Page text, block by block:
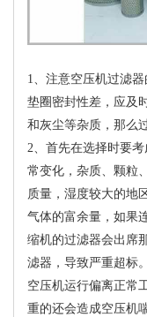
1、注意空压机过滤
垫圈密封性差，应及
和灰尘等杂质，那么
2、首先在选择时要
常变化，杂质、颗粒
质量，湿度较大的地
气体的富余量，如果
缩机的过滤器会出席
滤器，导致严重超标
空压机运行偏离正常
重的还会造成空压机